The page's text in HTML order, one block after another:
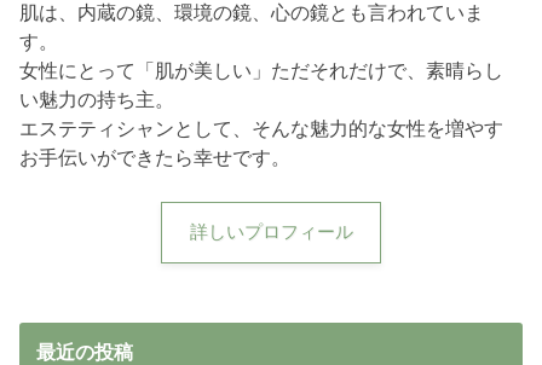
肌は、内蔵の鏡、環境の鏡、心の鏡とも言われていま
す。
女性にとって「肌が美しい」ただそれだけで、素晴らし
い魅力の持ち主。
エステティシャンとして、そんな魅力的な女性を増やす
お手伝いができたら幸せです。
詳しいプロフィール
最近の投稿